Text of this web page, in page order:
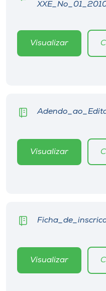
Visualizar
Visualizar
Visualizar